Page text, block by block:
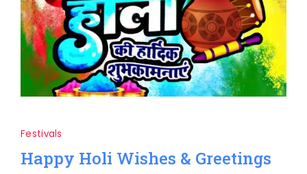
Festivals
Happy Holi Wishes & Greetings